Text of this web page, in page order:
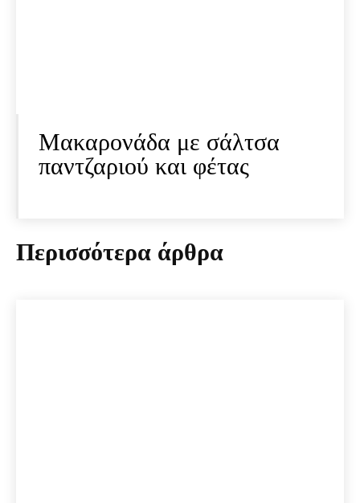
Μακαρονάδα με σάλτσα
παντζαριού και φέτας
Περισσότερα άρθρα